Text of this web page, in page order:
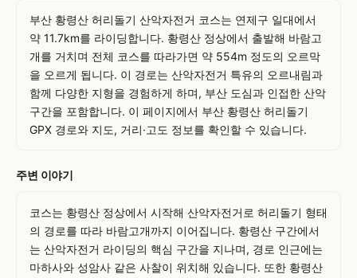
부산 황령산 허리돌기 산악자전거 코스는 연제구 일대에서
약 11.7km를 라이딩합니다. 황령산 정상에서 출발해 바람고
개를 거치며 전체 코스를 따라가면 약 554m 정도의 오르막
을 오르게 됩니다. 이 경로는 산악자전거 특유의 오르내림과
함께 다양한 지형을 경험하게 하며, 부산 도심과 인접한 산악
구간을 포함합니다. 이 페이지에서 부산 황령산 허리돌기
GPX 경로와 지도, 거리·고도 정보를 확인할 수 있습니다.
주변 이야기
코스는 황령산 정상에서 시작해 산악자전거로 허리돌기 형태
의 경로를 따라 바람고개까지 이어집니다. 황령산 구간에서
는 산악자전거 라이딩의 핵심 구간을 지나며, 경로 인근에는
마하사와 성암사 같은 사찰이 위치해 있습니다. 또한 황령산